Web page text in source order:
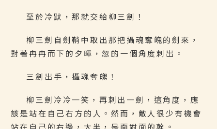
至於冷默，那就交給柳三劍！
柳三劍自劍鞘中取出那把攝魂奪魄的劍來，
對著冉冉而下的夕暉，忽的一個角度刺出。
三劍出手，攝魂奪魄！
柳三劍冷冷一笑，再刺出一劍，這角度，應
該是站在自己右方的人。然而，敵人很少有機會
站在自己的右邊，大半，是面對面的幹。